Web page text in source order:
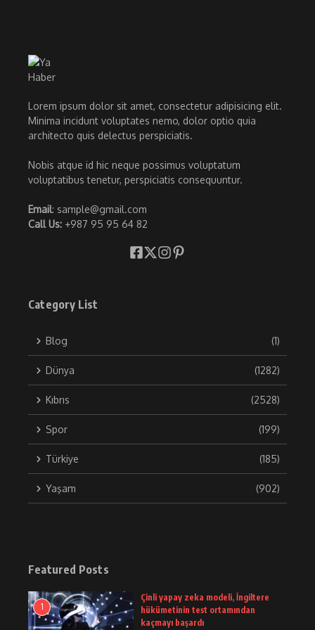
Lorem ipsum dolor sit amet, consectetur adipisicing elit.
Minima incidunt voluptates nemo, dolor optio quia
architecto quis delectus perspiciatis.
Nobis atque id hic neque possimus voluptatum
voluptatibus tenetur, perspiciatis consequuntur.
Email: sample@gmail.com
Call Us: +987 95 95 64 82
Category List
Blog (1)
Dünya (1282)
Kıbrıs (2528)
Spor (199)
Türkiye (185)
Yaşam (902)
Featured Posts
1
Çinli yapay zeka modeli, İngiltere
hükümetinin test ortamından
kaçmayı başardı